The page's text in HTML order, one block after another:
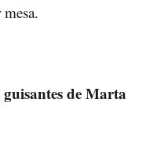
de Marta